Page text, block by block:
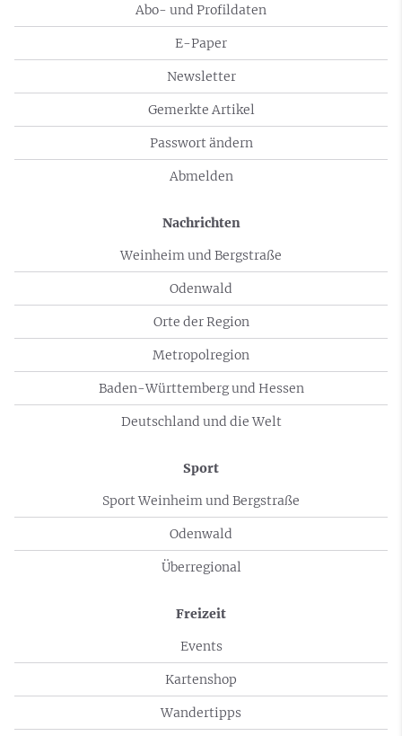
Abo- und Profildaten
E-Paper
Newsletter
Gemerkte Artikel
Passwort ändern
Abmelden
Nachrichten
Weinheim und Bergstraße
Odenwald
Orte der Region
Metropolregion
Baden-Württemberg und Hessen
Deutschland und die Welt
Sport
Sport Weinheim und Bergstraße
Odenwald
Überregional
Freizeit
Events
Kartenshop
Wandertipps